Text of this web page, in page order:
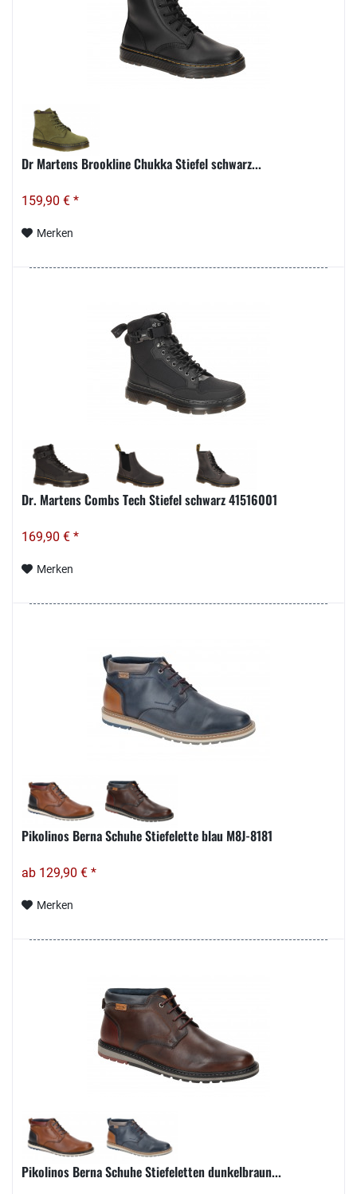
Dr Martens Brookline Chukka Stiefel schwarz...
159,90 € *
Merken
Dr. Martens Combs Tech Stiefel schwarz 41516001
169,90 € *
Merken
Pikolinos Berna Schuhe Stiefelette blau M8J-8181
ab 129,90 € *
Merken
Pikolinos Berna Schuhe Stiefeletten dunkelbraun...